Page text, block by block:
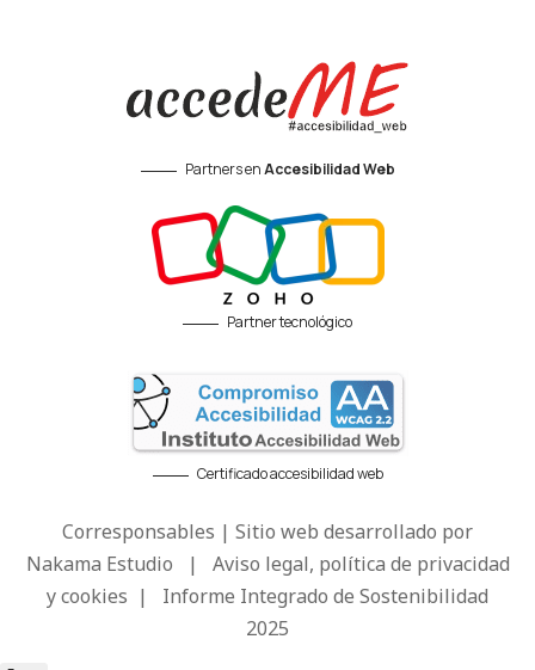
Partners enAccesibilidad Web
Partner tecnológico
Certificado accesibilidad web
Corresponsables | Sitio web desarrollado por
Nakama Estudio | Aviso legal, política de privacidad
y cookies | Informe Integrado de Sostenibilidad
2025